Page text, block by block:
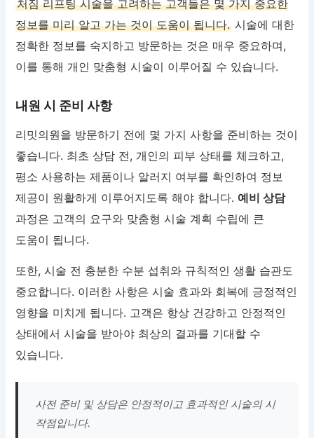
처짐 리프팅 시술을 고려하는 고객들은 몇 가지 중요한
정보를 미리 알고 가는 것이 도움이 됩니다. 시술에 대한
정확한 정보를 숙지하고 방문하는 것은 매우 중요하며,
이를 통해 개인 맞춤형 시술이 이루어질 수 있습니다.
내원 시 준비 사항
리밋의원을 방문하기 전에 몇 가지 사항을 준비하는 것이
좋습니다. 최초 상담 전, 개인의 피부 상태를 체크하고,
평소 사용하는 제품이나 알러지 여부를 확인하여 정보
제공이 원활하게 이루어지도록 해야 합니다. 예비 상담
과정은 고객의 요구와 맞춤형 시술 계획 수립에 큰
도움이 됩니다.
또한, 시술 전 충분한 수분 섭취와 규칙적인 생활 습관도
중요합니다. 이러한 사항은 시술 효과와 회복에 긍정적인
영향을 미치게 됩니다. 고객은 항상 건강하고 안정적인
상태에서 시술을 받아야 최상의 결과를 기대할 수
있습니다.
사전 준비 및 상담은 안정적이고 효과적인 시술의 시
작점입니다.